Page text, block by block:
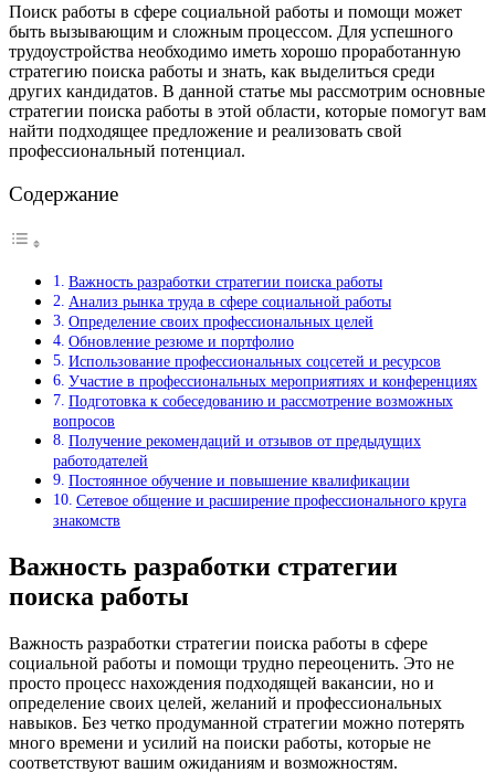
Поиск работы в сфере социальной работы и помощи может
быть вызывающим и сложным процессом. Для успешного
трудоустройства необходимо иметь хорошо проработанную
стратегию поиска работы и знать, как выделиться среди
других кандидатов. В данной статье мы рассмотрим основные
стратегии поиска работы в этой области, которые помогут вам
найти подходящее предложение и реализовать свой
профессиональный потенциал.
Содержание
Важность разработки стратегии поиска работы
Анализ рынка труда в сфере социальной работы
Определение своих профессиональных целей
Обновление резюме и портфолио
Использование профессиональных соцсетей и ресурсов
Участие в профессиональных мероприятиях и конференциях
Подготовка к собеседованию и рассмотрение возможных
вопросов
Получение рекомендаций и отзывов от предыдущих
работодателей
Постоянное обучение и повышение квалификации
Сетевое общение и расширение профессионального круга
знакомств
Важность разработки стратегии
поиска работы
Важность разработки стратегии поиска работы в сфере
социальной работы и помощи трудно переоценить. Это не
просто процесс нахождения подходящей вакансии, но и
определение своих целей, желаний и профессиональных
навыков. Без четко продуманной стратегии можно потерять
много времени и усилий на поиски работы, которые не
соответствуют вашим ожиданиям и возможностям.